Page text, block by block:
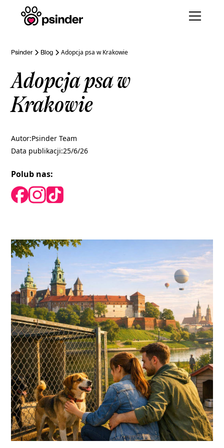
Psinder Blog Adopcja psa w Krakowie
Adopcja psa w
Krakowie
Autor:Psinder Team
Data publikacji:25/6/26
Polub nas: